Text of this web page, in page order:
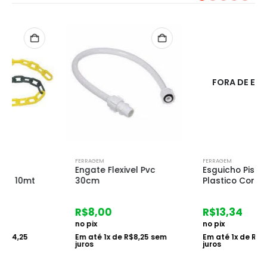
Engate Flexivel Pvc
30cm
Em até
R$8,25sem
FORA DE ESTOQUE
Esguicho Pistola
Plastico Cores
Em até
R$13,75sem